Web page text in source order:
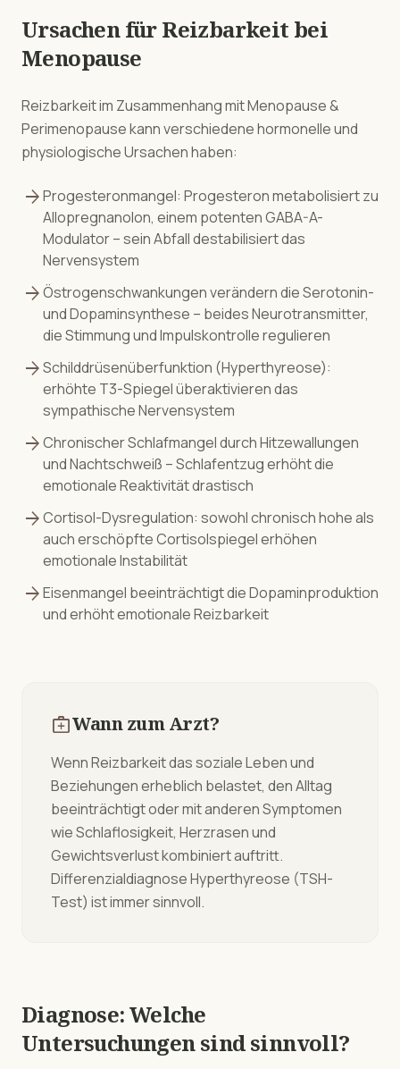
Ursachen fürReizbarkeit bei
Menopause
Reizbarkeitim Zusammenhang mitMenopause &
Perimenopausekann verschiedene hormonelle und
physiologische Ursachen haben:
arrow_forwardProgesteronmangel: Progesteron metabolisiert zu
Allopregnanolon, einem potenten GABA-A-
Modulator – sein Abfall destabilisiert das
Nervensystem
arrow_forwardÖstrogenschwankungen verändern die Serotonin-
und Dopaminsynthese – beides Neurotransmitter,
die Stimmung und Impulskontrolle regulieren
arrow_forwardSchilddrüsenüberfunktion (Hyperthyreose):
erhöhte T3-Spiegel überaktivieren das
sympathische Nervensystem
arrow_forwardChronischer Schlafmangel durch Hitzewallungen
und Nachtschweiß – Schlafentzug erhöht die
emotionale Reaktivität drastisch
arrow_forwardCortisol-Dysregulation: sowohl chronisch hohe als
auch erschöpfte Cortisolspiegel erhöhen
emotionale Instabilität
arrow_forwardEisenmangel beeinträchtigt die Dopaminproduktion
und erhöht emotionale Reizbarkeit
medical_servicesWann zum Arzt?
Wenn Reizbarkeit das soziale Leben und
Beziehungen erheblich belastet, den Alltag
beeinträchtigt oder mit anderen Symptomen
wie Schlaflosigkeit, Herzrasen und
Gewichtsverlust kombiniert auftritt.
Differenzialdiagnose Hyperthyreose (TSH-
Test) ist immer sinnvoll.
Diagnose: Welche
Untersuchungen sind sinnvoll?